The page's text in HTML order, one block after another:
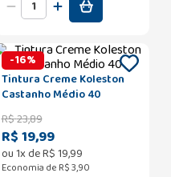
-16%
Tintura Creme Koleston
Castanho Médio 40
R$23,89
R$ 19,99
ou1x deR$19,99
Economia de R$ 3,90